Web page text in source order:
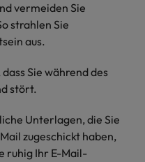
vermeiden Sie
strahlen Sie
aus.
Sie während des
stört.
Unterlagen, die Sie
zugeschickt haben,
ruhig Ihr E-Mail-